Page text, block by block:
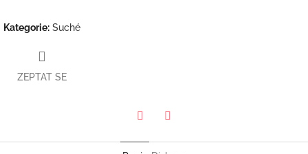
Kategorie: Suché
ZEPTAT SE